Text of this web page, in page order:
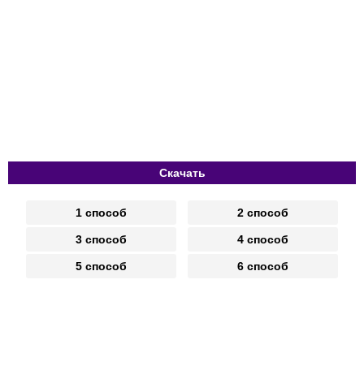
Скачать
1 способ 2 способ
3 способ 4 способ
5 способ 6 способ